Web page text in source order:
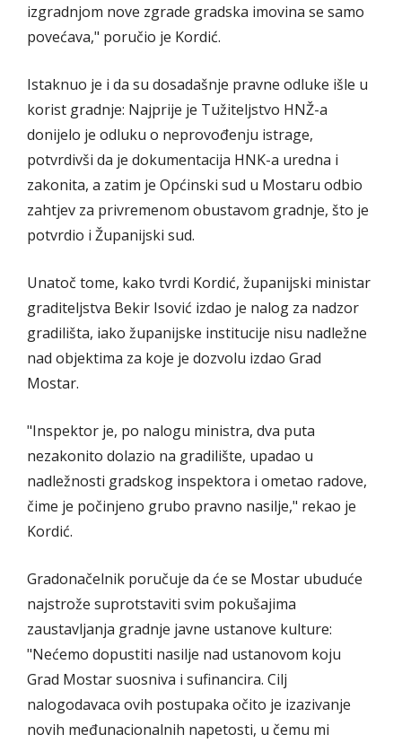
izgradnjom nove zgrade gradska imovina se samo
povećava," poručio je Kordić.
Istaknuo je i da su dosadašnje pravne odluke išle u
korist gradnje: Najprije je Tužiteljstvo HNŽ-a
donijelo je odluku o neprovođenju istrage,
potvrdivši da je dokumentacija HNK-a uredna i
zakonita, a zatim je Općinski sud u Mostaru odbio
zahtjev za privremenom obustavom gradnje, što je
potvrdio i Županijski sud.
Unatoč tome, kako tvrdi Kordić, županijski ministar
graditeljstva Bekir Isović izdao je nalog za nadzor
gradilišta, iako županijske institucije nisu nadležne
nad objektima za koje je dozvolu izdao Grad
Mostar.
"Inspektor je, po nalogu ministra, dva puta
nezakonito dolazio na gradilište, upadao u
nadležnosti gradskog inspektora i ometao radove,
čime je počinjeno grubo pravno nasilje," rekao je
Kordić.
Gradonačelnik poručuje da će se Mostar ubuduće
najstrože suprotstaviti svim pokušajima
zaustavljanja gradnje javne ustanove kulture:
"Nećemo dopustiti nasilje nad ustanovom koju
Grad Mostar suosniva i sufinancira. Cilj
nalogodavaca ovih postupaka očito je izazivanje
novih međunacionalnih napetosti, u čemu mi